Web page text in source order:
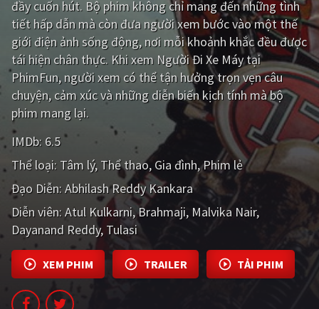
Giật gân Gia đình
Bí ẩn Lịch sử
Viễn Tây Tiểu sử
GameShow DramaTV
QUỐC GIA
Trung Quốc - Hồng Kông
Hàn Quốc Nhật Bản
Ấn Độ
Tổng hợp
CẬP NHẬT
đầy cuốn hút. Bộ phim không chỉ mang đến những tình
tiết hấp dẫn mà còn đưa người xem bước vào một thế
giới điện ảnh sống động, nơi mỗi khoảnh khắc đều được
tái hiện chân thực. Khi xem Người Đi Xe Máy tại
PhimFun, người xem có thể tận hưởng trọn vẹn câu
chuyện, cảm xúc và những diễn biến kịch tính mà bộ
phim mang lại.
IMDb: 6.5
Thể loại: Tâm lý Thể thao Gia đình Phim lẻ
Đạo Diễn:Abhilash Reddy Kankara
Diễn viên:Atul Kulkarni Brahmaji Malvika Nair
Dayanand Reddy Tulasi
XEM PHIM TRAILER TẢI PHIM